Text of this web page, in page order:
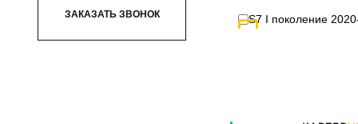
ЗАКАЗАТЬ ЗВОНОК
2113
S7 I поколение